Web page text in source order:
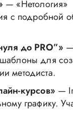
— «Нетология»
с подробной
до PRO”»
для
методиста.
курсов» —
графику.